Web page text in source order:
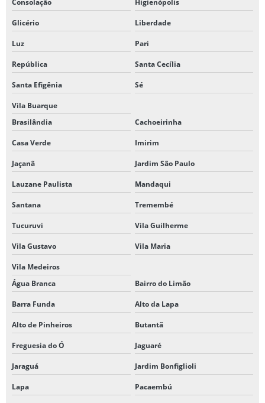
Glicério Liberdade
Luz Pari
República Santa Cecília
Santa Efigênia Sé
Vila Buarque
Brasilândia
Cachoeirinha
Casa Verde Imirim
Jaçanã Jardim São Paulo
Lauzane Paulista Mandaqui
Santana Tremembé
Tucuruvi Vila Guilherme
Vila Gustavo Vila Maria
Vila Medeiros
Água Branca
Bairro do Limão
Barra Funda Alto da Lapa
Alto de Pinheiros Butantã
Freguesia do Ó Jaguaré
Jaraguá Jardim Bonfiglioli
Lapa Pacaembú